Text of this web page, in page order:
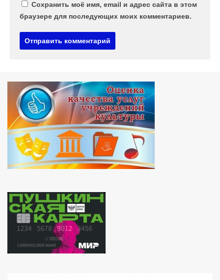
Сохранить моё имя, email и адрес сайта в этом
браузере для последующих моих комментариев.